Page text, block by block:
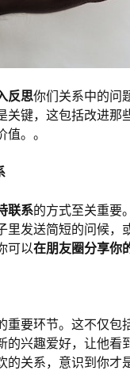
反思你们关系中的问
关键，这包括改进那
。。
联系的方式至关重要
里发送简短的问候
可以在朋友圈分享你
重要环节。这不仅包
的兴趣爱好，让他
关系，意识到你才